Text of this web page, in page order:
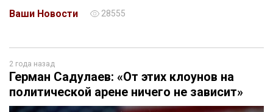
Ваши Новости 28555
2 года назад
Герман Садулаев: «От этих клоунов на
политической арене ничего не зависит»